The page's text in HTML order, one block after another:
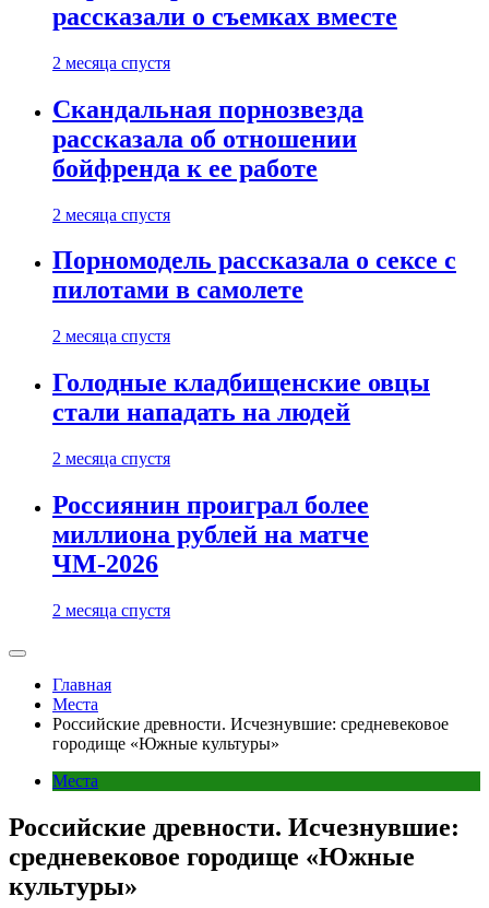
рассказали о съемках вместе
2 месяца спустя
Скандальная порнозвезда
рассказала об отношении
бойфренда к ее работе
2 месяца спустя
Порномодель рассказала о сексе с
пилотами в самолете
2 месяца спустя
Голодные кладбищенские овцы
стали нападать на людей
2 месяца спустя
Россиянин проиграл более
миллиона рублей на матче
ЧМ-2026
2 месяца спустя
Главная
Места
Российские древности. Исчезнувшие: средневековое
городище «Южные культуры»
Места
Российские древности. Исчезнувшие:
средневековое городище «Южные
культуры»